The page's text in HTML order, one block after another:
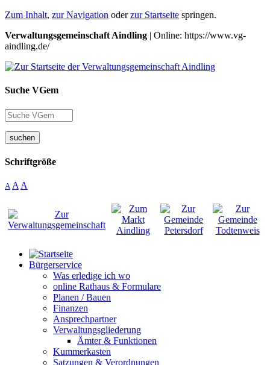
Zum Inhalt, zur Navigation oderzur Startseite springen.
Verwaltungsgemeinschaft Aindling | Online: https://www.vg-
aindling.de/
Suche VGem
suchen
Schriftgröße
A A A
Bürgerservice
Was erledige ich wo
online Rathaus & Formulare
Planen / Bauen
Finanzen
Ansprechpartner
Verwaltungsgliederung
Ämter & Funktionen
Kummerkasten
Satzungen & Verordnungen